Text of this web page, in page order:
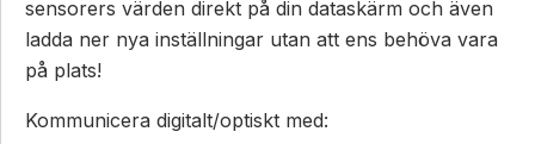
sensorers värden direkt på din dataskärm och även
ladda ner nya inställningar utan att ens behöva vara
på plats!
Kommunicera digitalt/optiskt med: